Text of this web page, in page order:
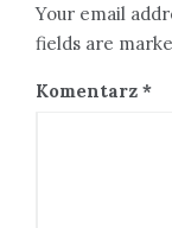
Your email
fields are
Komentarz *